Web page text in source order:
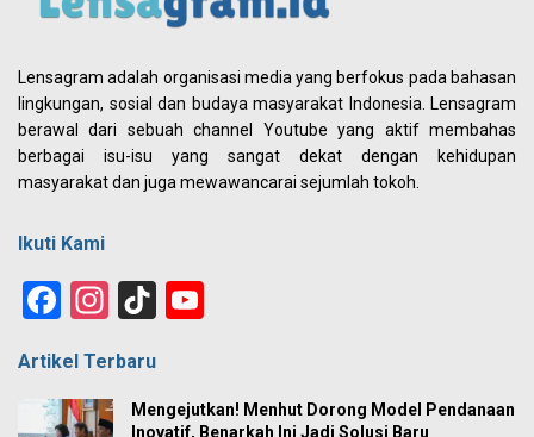
Lensagram adalah organisasi media yang berfokus pada bahasan
lingkungan, sosial dan budaya masyarakat Indonesia. Lensagram
berawal dari sebuah channel Youtube yang aktif membahas
berbagai isu-isu yang sangat dekat dengan kehidupan
masyarakat dan juga mewawancarai sejumlah tokoh.
Ikuti Kami
Facebook
Instagram
TikTok
Artikel Terbaru
Mengejutkan! Menhut Dorong Model Pendanaan
Inovatif, Benarkah Ini Jadi Solusi Baru